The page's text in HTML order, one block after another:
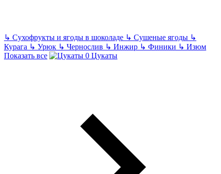
↳ Сухофрукты и ягоды в шоколаде ↳ Сушеные ягоды ↳
Курага ↳ Урюк ↳ Чернослив ↳ Инжир ↳ Финики ↳ Изюм
Показать все
Цукаты